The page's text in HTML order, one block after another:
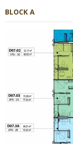
BLOCK A